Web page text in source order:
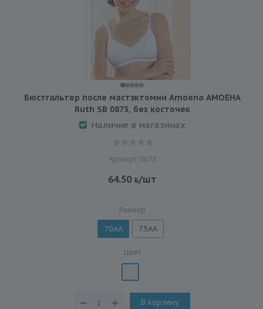
Бюстгальтер после мастэктомии Amoena АМОЕНА
Ruth SB 0873, без косточек
Наличие в магазинах
Артикул: 0873
64.50 /шт
Размер
70AA 75AA
Цвет
В корзину